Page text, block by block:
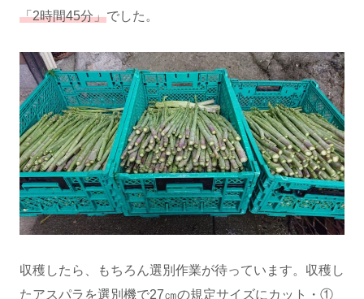
「2時間45分」でした。
収穫したら、もちろん選別作業が待っています。収穫し
たアスパラを選別機で27㎝の規定サイズにカット・①